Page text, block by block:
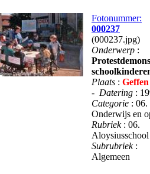
Fotonummer:
000237
(000237.jpg)
Onderwerp :
Plaats : Geffen
- Datering :
Categorie : 06.
Onderwijs en
Rubriek : 06.
Subrubriek :
Algemeen